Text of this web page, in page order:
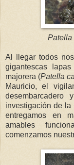
Patella
Al llegar todos
gigantescas
majorera (Patella
Mauricio, el
investigación de la
entregamos en
amables
comenzamos